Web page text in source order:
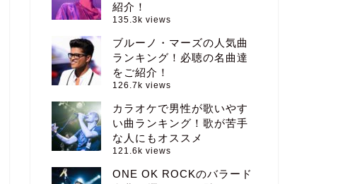
紹介！
135.3k views
ブルーノ・マーズの人気曲
ランキング！必聴の名曲達
をご紹介！
126.7k views
カラオケで男性が歌いやす
い曲ランキング！歌が苦手
な人にもオススメ
121.6k views
ONE OK ROCKのバラード